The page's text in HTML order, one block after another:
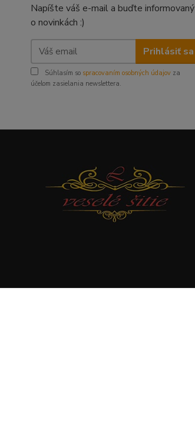
Napíšte váš e-mail a buďte informovaný
o novinkách :)
Prihlásiť sa
Súhlasím so spracovaním osobných údajov za
účelom zasielania newslettera.